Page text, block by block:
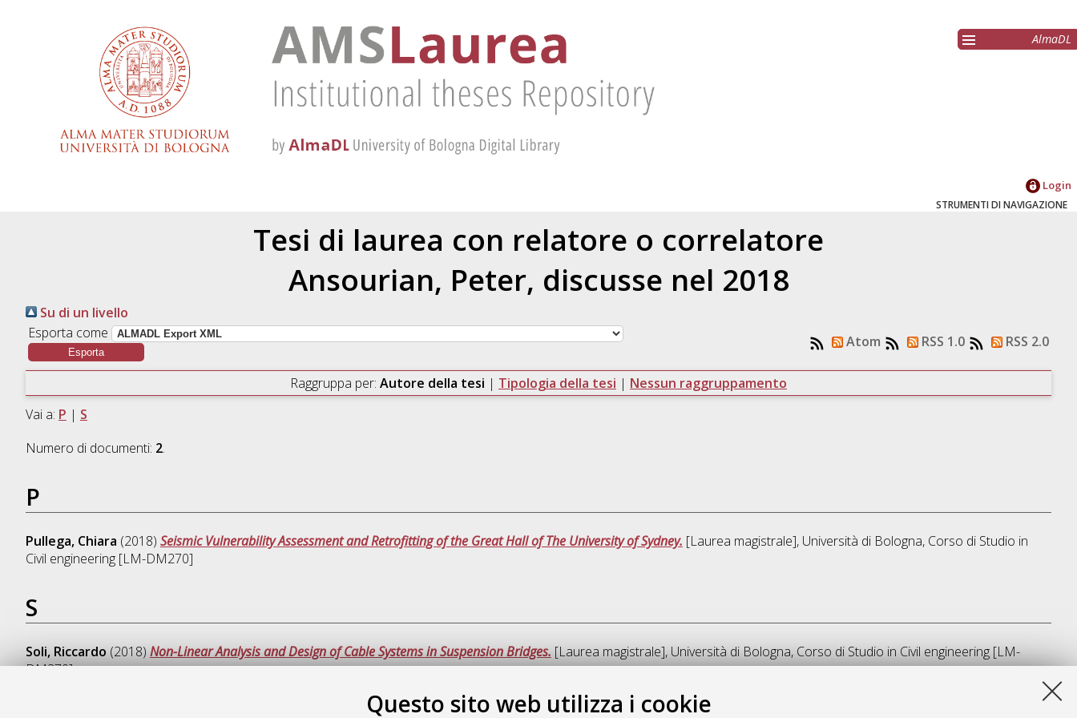
Questo sito web utilizza i cookie
AlmaDL
Login
STRUMENTI DI NAVIGAZIONE
Tesi di laurea con relatore o correlatore
Ansourian, Peter, discusse nel 2018
Su di un livello
Esporta come
Atom RSS 1.0 RSS 2.0
Raggruppa per: Autore della tesi | Tipologia della tesi | Nessun raggruppamento
Vai a: P | S
Numero di documenti: 2.
P
Pullega, Chiara (2018) Seismic Vulnerability Assessment and Retrofitting of the Great Hall of The University of Sydney. [Laurea magistrale], Università di Bologna, Corso di Studio in
Civil engineering [LM-DM270]
S
Soli, Riccardo (2018) Non-Linear Analysis and Design of Cable Systems in Suspension Bridges. [Laurea magistrale], Università di Bologna, Corso di Studio in Civil engineering [LM-
DM270]
Questa lista e' stata generata il